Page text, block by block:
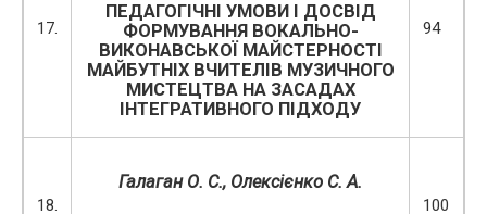
17.
ПЕДАГОГІЧНІ УМОВИ І ДОСВІД
ФОРМУВАННЯ ВОКАЛЬНО-
ВИКОНАВСЬКОЇ МАЙСТЕРНОСТІ
МАЙБУТНІХ ВЧИТЕЛІВ МУЗИЧНОГО
МИСТЕЦТВА НА ЗАСАДАХ
ІНТЕГРАТИВНОГО ПІДХОДУ
94
18.
Галаган О. С., Олексієнко С. А.
100